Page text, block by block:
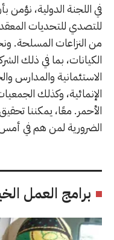
في اللجنة الدولية، نؤمن
للتصدي للتحديات
من النزاعات المسلحة.
الكيانات، بما في ذلك
الاستئمانية والمدارس
الإنمائية، وكذلك
الأحمر. معًا، يمكننا
الضرورية لمن هم في أمس
برامج العمل